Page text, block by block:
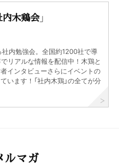
木鶏会」
社内勉強会。全国約1200社で導
でリアルな情報を配信中！木鶏と
インタビューさらにイベントの
ます！「社内木鶏」の全てが分
ルマガ